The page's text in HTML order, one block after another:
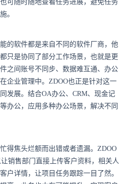
可随时随地查看任务进展，避免任务
。
的软件都是来自不同的软件厂商，他
只是协同了部分工作场景，也就是更
之间账号不同步、数据难互通、办公
企业管理中。ZDOO也正是针对这一
发展。结合OA办公、CRM、现金记
办公，应用多种办公场景，解决不同
得焦头烂额而出错或者遗漏。ZDOO
销售部门直接上传客户资料，相关人
户详情，让项目任务跟踪一目了然。